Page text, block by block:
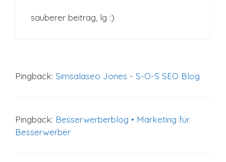
sauberer beitrag, lg :)
Pingback: Simsalaseo Jones - S-O-S SEO Blog
Pingback: Besserwerberblog • Marketing für
Besserwerber